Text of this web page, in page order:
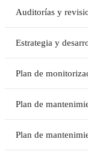
Auditorías y
Estrategia y
Plan de
Plan de
Plan de